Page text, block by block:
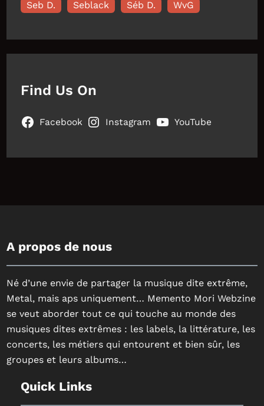
Seb D.
Seblack Séb D. WvG
Find Us On
Facebook Instagram YouTube
A propos de nous
Né d’une envie de partager la musique dite extrême,
Metal, mais aps uniquement… Memento Mori Webzine
se veut aborder tout ce qui touche au monde des
musiques dites extrêmes : les labels, la littérature, les
concerts, les métiers qui entourent et bien sûr, les
groupes et leurs albums…
Quick Links